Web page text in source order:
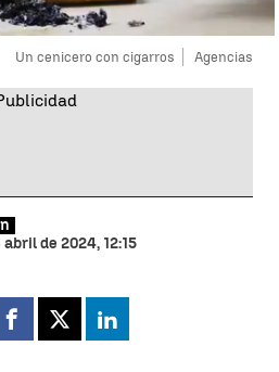
Un cenicero con cigarros Agencias
abril de 2024, 12:15
Facebook
X Linkedin